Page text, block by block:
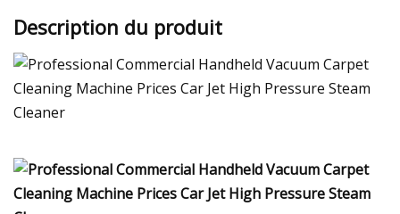
Description du produit